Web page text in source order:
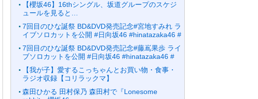
【櫻坂46】16thシングル、坂道グループのスケジ
ュールを見ると…
7回目のひな誕祭 BD&DVD発売記念#宮地すみれ ラ
イブソロカットを公開 #日向坂46 #hinatazaka46 #
7回目のひな誕祭 BD&DVD発売記念#藤嶌果歩 ライ
ブソロカットを公開 #日向坂46 #hinatazaka46 #
【我が子】愛するこっちゃんとお買い物・食事・
ラジオ収録【コリラックマ】
森田ひかる 田村保乃 森田村で『Lonesome